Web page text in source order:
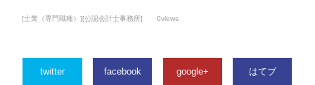
[士業（専門職種）][公認会計士事務所] 0views
twitter facebook google+ はてブ